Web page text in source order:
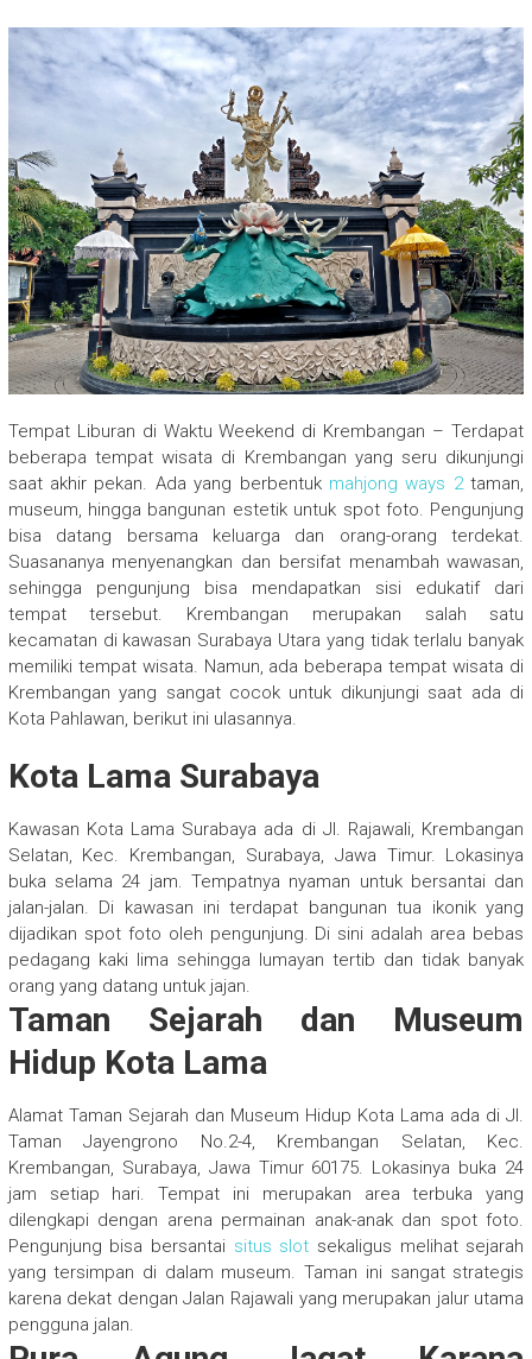
Tempat Liburan di Waktu Weekend di Krembangan – Terdapat
beberapa tempat wisata di Krembangan yang seru dikunjungi
saat akhir pekan. Ada yang berbentuk mahjong ways 2taman,
museum, hingga bangunan estetik untuk spot foto. Pengunjung
bisa datang bersama keluarga dan orang-orang terdekat.
Suasananya menyenangkan dan bersifat menambah wawasan,
sehingga pengunjung bisa mendapatkan sisi edukatif dari
tempat tersebut. Krembangan merupakan salah satu
kecamatan di kawasan Surabaya Utara yang tidak terlalu banyak
memiliki tempat wisata. Namun, ada beberapa tempat wisata di
Krembangan yang sangat cocok untuk dikunjungi saat ada di
Kota Pahlawan, berikut ini ulasannya.
Kota Lama Surabaya
Kawasan Kota Lama Surabaya ada di Jl. Rajawali, Krembangan
Selatan, Kec. Krembangan, Surabaya, Jawa Timur. Lokasinya
buka selama 24 jam. Tempatnya nyaman untuk bersantai dan
jalan-jalan. Di kawasan ini terdapat bangunan tua ikonik yang
dijadikan spot foto oleh pengunjung. Di sini adalah area bebas
pedagang kaki lima sehingga lumayan tertib dan tidak banyak
orang yang datang untuk jajan.
Taman Sejarah dan Museum
Hidup Kota Lama
Alamat Taman Sejarah dan Museum Hidup Kota Lama ada di Jl.
Taman Jayengrono No.2-4, Krembangan Selatan, Kec.
Krembangan, Surabaya, Jawa Timur 60175. Lokasinya buka 24
jam setiap hari.Tempat ini merupakan area terbuka yang
dilengkapi dengan arena permainan anak-anak dan spot foto.
Pengunjung bisa bersantai situs slot sekaligus melihat sejarah
yang tersimpan di dalam museum. Taman ini sangat strategis
karena dekat dengan Jalan Rajawali yang merupakan jalur utama
pengguna jalan.